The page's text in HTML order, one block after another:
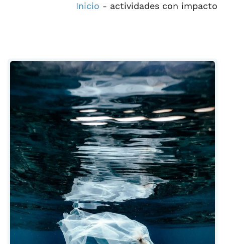
Inicio - actividades con impacto